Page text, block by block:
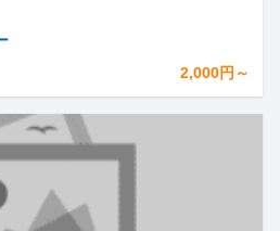
2,000円～